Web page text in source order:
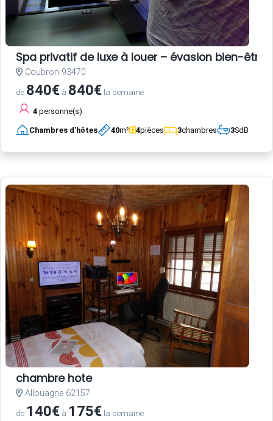
Spa privatif de luxe à louer – évasion bien-être
Coubron 93470
de 840€ à 840€ la semaine
4 personne(s)
Chambres d'hôtes 40m² 4pièces 3chambres 3SdB
chambre hote
Allouagne 62157
de 140€ à 175€ la semaine